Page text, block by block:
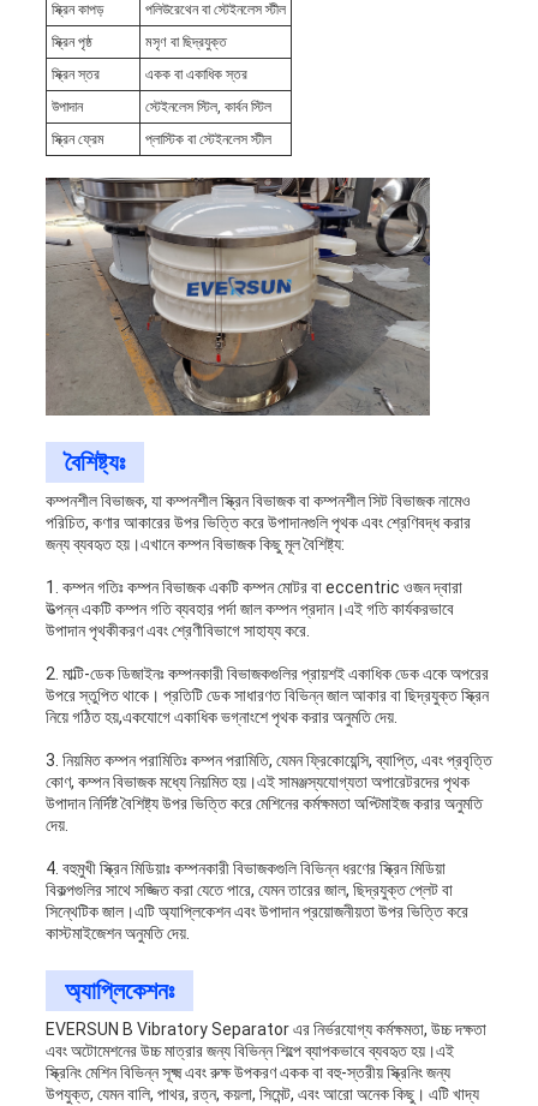
স্ক্রিন কাপড়
পলিউরেথেন বা স্টেইনলেস স্টীল
স্ক্রিন পৃষ্ঠ
মসৃণ বা ছিদ্রযুক্ত
স্ক্রিন স্তর
একক বা একাধিক স্তর
উপাদান
স্টেইনলেস স্টিল, কার্বন স্টিল
স্ক্রিন ফ্রেম
প্লাস্টিক বা স্টেইনলেস স্টীল
বৈশিষ্ট্যঃ
কম্পনশীল বিভাজক, যা কম্পনশীল স্ক্রিন বিভাজক বা কম্পনশীল সিট বিভাজক নামেও
পরিচিত, কণার আকারের উপর ভিত্তি করে উপাদানগুলি পৃথক এবং শ্রেণিবদ্ধ করার
জন্য ব্যবহৃত হয়।এখানে কম্পন বিভাজক কিছু মূল বৈশিষ্ট্য:
1. কম্পন গতিঃ কম্পন বিভাজক একটি কম্পন মোটর বা eccentric ওজন দ্বারা
উত্পন্ন একটি কম্পন গতি ব্যবহার পর্দা জাল কম্পন প্রদান।এই গতি কার্যকরভাবে
উপাদান পৃথকীকরণ এবং শ্রেণীবিভাগে সাহায্য করে.
2. মাল্টি-ডেক ডিজাইনঃ কম্পনকারী বিভাজকগুলির প্রায়শই একাধিক ডেক একে অপরের
উপরে স্তুপিত থাকে। প্রতিটি ডেক সাধারণত বিভিন্ন জাল আকার বা ছিদ্রযুক্ত স্ক্রিন
নিয়ে গঠিত হয়,একযোগে একাধিক ভগ্নাংশে পৃথক করার অনুমতি দেয়.
3. নিয়মিত কম্পন পরামিতিঃ কম্পন পরামিতি, যেমন ফ্রিকোয়েন্সি, ব্যাপ্তি, এবং প্রবৃত্তি
কোণ, কম্পন বিভাজক মধ্যে নিয়মিত হয়।এই সামঞ্জস্যযোগ্যতা অপারেটরদের পৃথক
উপাদান নির্দিষ্ট বৈশিষ্ট্য উপর ভিত্তি করে মেশিনের কর্মক্ষমতা অপ্টিমাইজ করার অনুমতি
দেয়.
4. বহুমুখী স্ক্রিন মিডিয়াঃ কম্পনকারী বিভাজকগুলি বিভিন্ন ধরণের স্ক্রিন মিডিয়া
বিকল্পগুলির সাথে সজ্জিত করা যেতে পারে, যেমন তারের জাল, ছিদ্রযুক্ত প্লেট বা
সিন্থেটিক জাল।এটি অ্যাপ্লিকেশন এবং উপাদান প্রয়োজনীয়তা উপর ভিত্তি করে
কাস্টমাইজেশন অনুমতি দেয়.
অ্যাপ্লিকেশনঃ
EVERSUN B Vibratory Separator এর নির্ভরযোগ্য কর্মক্ষমতা, উচ্চ দক্ষতা
এবং অটোমেশনের উচ্চ মাত্রার জন্য বিভিন্ন শিল্পে ব্যাপকভাবে ব্যবহৃত হয়।এই
স্ক্রিনিং মেশিন বিভিন্ন সূক্ষ্ম এবং রুক্ষ উপকরণ একক বা বহু-স্তরীয় স্ক্রিনিং জন্য
উপযুক্ত, যেমন বালি, পাথর, রত্ন, কয়লা, সিমেন্ট, এবং আরো অনেক কিছু। এটি খাদ্য